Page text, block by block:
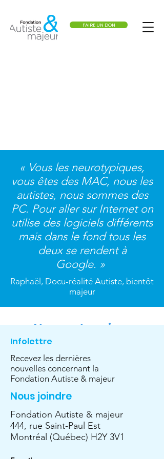
FAIRE UN DON
« Vous les neurotypiques,
vous êtes des MAC, nous les
autistes, nous sommes des
PC. Pour aller sur Internet on
utilise des logiciels différents
mais dans le fond tous les
deux se rendent à
Google. »
Raphaël, Docu-réalité Autiste, bientôt
majeur
Nos partenaires
Émérites
Infolettre
Recevez les dernières
nouvelles concernant la
Fondation Autiste & majeur
Nous joindre
Fondation Autiste & majeur
444, rue Saint-Paul Est
Montréal (Québec) H2Y 3V1